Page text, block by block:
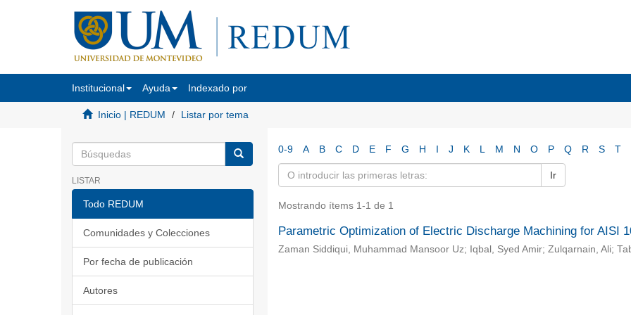
Institucional Ayuda Indexado por
Inicio | REDUM Listar por tema
LISTAR
Todo REDUM
Comunidades y Colecciones
Por fecha de publicación
Autores
0-9 A B C D E F G H I J K L M N O P Q R S T
Ir
Mostrando ítems 1-1 de 1
Parametric Optimization of Electric Discharge Machining for AISI
Zaman Siddiqui, Muhammad Mansoor Uz; Iqbal, Syed Amir; Zulqarnain, Ali;